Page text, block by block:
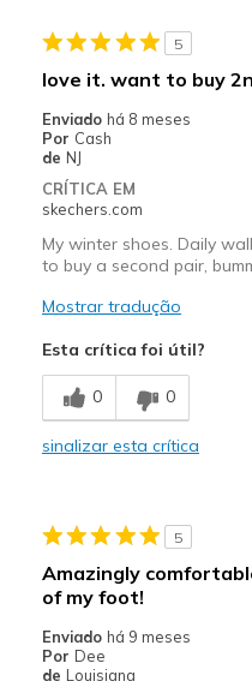
5
love it. want to buy
Enviado há 8 meses
Por Cash
de NJ
CRÍTICA EM
skechers.com
My winter shoes. Daily
to buy a second pair,
Mostrar tradução
Esta crítica foi útil?
0 0
sinalizar esta crítica
5
Amazingly
of my foot!
Enviado há 9 meses
Por Dee
de Louisiana